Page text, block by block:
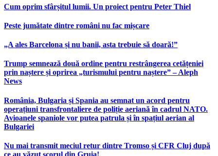
Cum oprim sfârșitul lumii. Un proiect pentru Peter Thiel
Peste jumătate dintre români nu fac mișcare
„A ales Barcelona și nu banii, asta trebuie să doară!”
Trump semnează două ordine pentru restrângerea cetățeniei
prin naștere și oprirea „turismului pentru naștere” – Aleph
News
România, Bulgaria și Spania au semnat un acord pentru
operațiuni transfrontaliere de poliție aeriană în cadrul NATO.
Avioanele spaniole vor putea patrula și în spațiul aerian al
Bulgariei
Nu mai transmit meciul retur dintre Tromso și CFR Cluj după
ce au văzut scorul din Gruia!